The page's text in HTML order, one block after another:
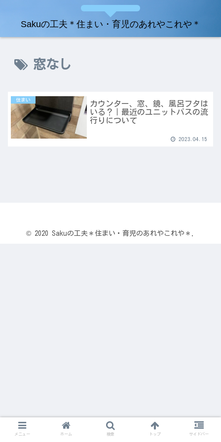
Sakuの工夫＊住まい・育児のあれやこれや＊
窓なし
住まい
カウンター、窓、鏡、風呂フタは
いる？｜最近のユニットバスの流
行りについて
2023.04.15
© 2020 Sakuの工夫＊住まい・育児のあれやこれや＊.
メニュー ホーム 検索 トップ サイドバー